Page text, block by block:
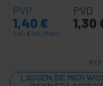
Cat.6 UTP LSHF
Mehrere Kabel
Patch-Panel
Netzwerk-Hub
PVP
1,40 €
1,40 € inkl MwSt
PVD
1,30
REF:
LASSEN SIE MICH